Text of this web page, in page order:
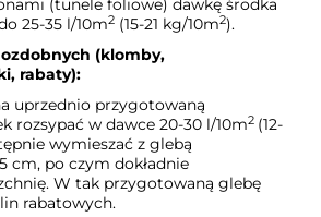
(tunele foliowe) dawkę środka
25-35 l/10m2 (15-21 kg/10m2).
(klomby,
rabaty):
uprzednio przygotowaną
rozsypać w dawce 20-30 l/10m2 (12-
wymieszać z glebą
cm, po czym dokładnie
W tak przygotowaną glebę
rabatowych.